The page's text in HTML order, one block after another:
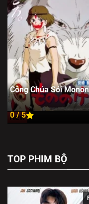
New
Công Chúa Sói
0 / 5
TOP PHIM BỘ